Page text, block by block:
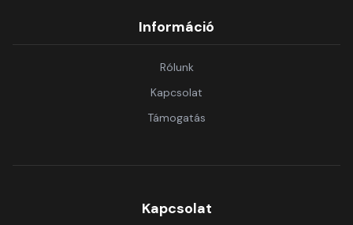
Információ
Rólunk
Kapcsolat
Támogatás
Kapcsolat